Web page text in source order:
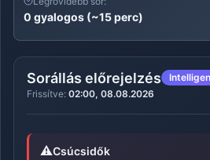
0 gyalogos (~15 perc)
Sorállás előrejelzés
Frissítve: 02:00, 08.08.2026
⚠️Csúcsidők